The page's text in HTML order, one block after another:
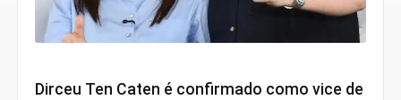
Dirceu Ten Caten é confirmado como vice de